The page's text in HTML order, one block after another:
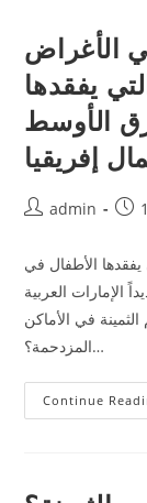
الأغراض
يفقدها
الأوسط
إفريقيا
Postadmin
Post
يفقدها الأطفال في
الإمارات العربية
في الأماكن
المزدحمة؟…
Continue